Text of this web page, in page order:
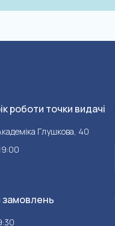
роботи точки видачі
Глушкова, 40
замовлень